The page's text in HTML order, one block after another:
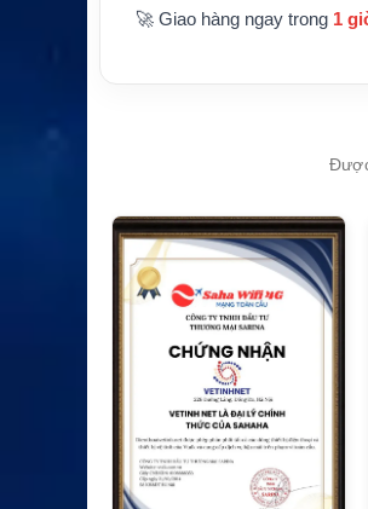
an sử
36 tháng hoặc 60
Tàu biển, tàu
ạng
🚀 Giao hàng ngay trong 1
XEM CHI TIẾT